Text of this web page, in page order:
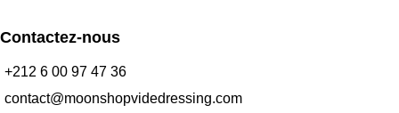
Contactez-nous
+212 6 00 97 47 36
contact@moonshopvidedressing.com